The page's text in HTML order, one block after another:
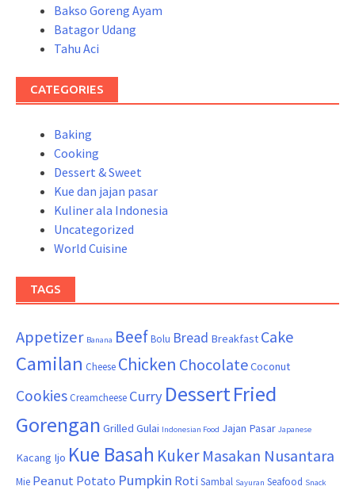
Bakso Goreng Ayam
Batagor Udang
Tahu Aci
CATEGORIES
Baking
Cooking
Dessert & Sweet
Kue dan jajan pasar
Kuliner ala Indonesia
Uncategorized
World Cuisine
TAGS
Appetizer Banana BeefBolu Bread Breakfast Cake
Camilan Cheese Chicken ChocolateCoconut
Cookies Creamcheese Curry DessertFried
Gorengan Grilled Gulai Indonesian Food Jajan Pasar Japanese
Kacang Ijo Kue Basah Kuker Masakan Nusantara
Mie Peanut Potato Pumpkin Roti Sambal Sayuran Seafood Snack